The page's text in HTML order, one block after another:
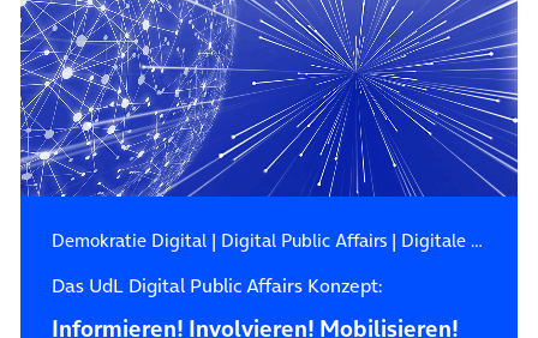
Demokratie Digital| Digital Public Affairs| Digitale Gesellschaft
Das UdL Digital Public Affairs Konzept:
Informieren! Involvieren! Mobilisieren!